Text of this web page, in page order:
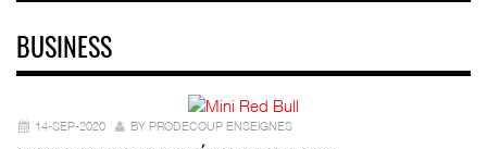
BUSINESS
14-SEP-2020 BY PRODECOUP ENSEIGNES